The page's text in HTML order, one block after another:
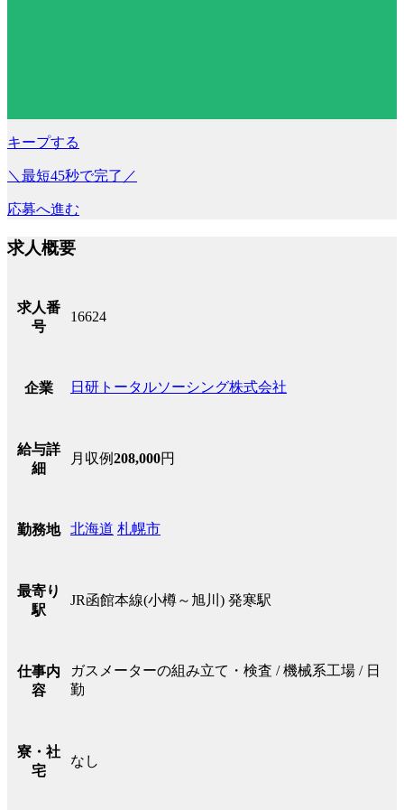
キープする
＼最短45秒で完了／
応募へ進む
求人概要
求人番
号
16624
企業 日研トータルソーシング株式会社
給与詳
細
月収例208,000円
勤務地 北海道 札幌市
最寄り
駅
JR函館本線(小樽～旭川) 発寒駅
仕事内
容
ガスメーターの組み立て・検査 / 機械系工場 / 日
勤
寮・社
宅
なし